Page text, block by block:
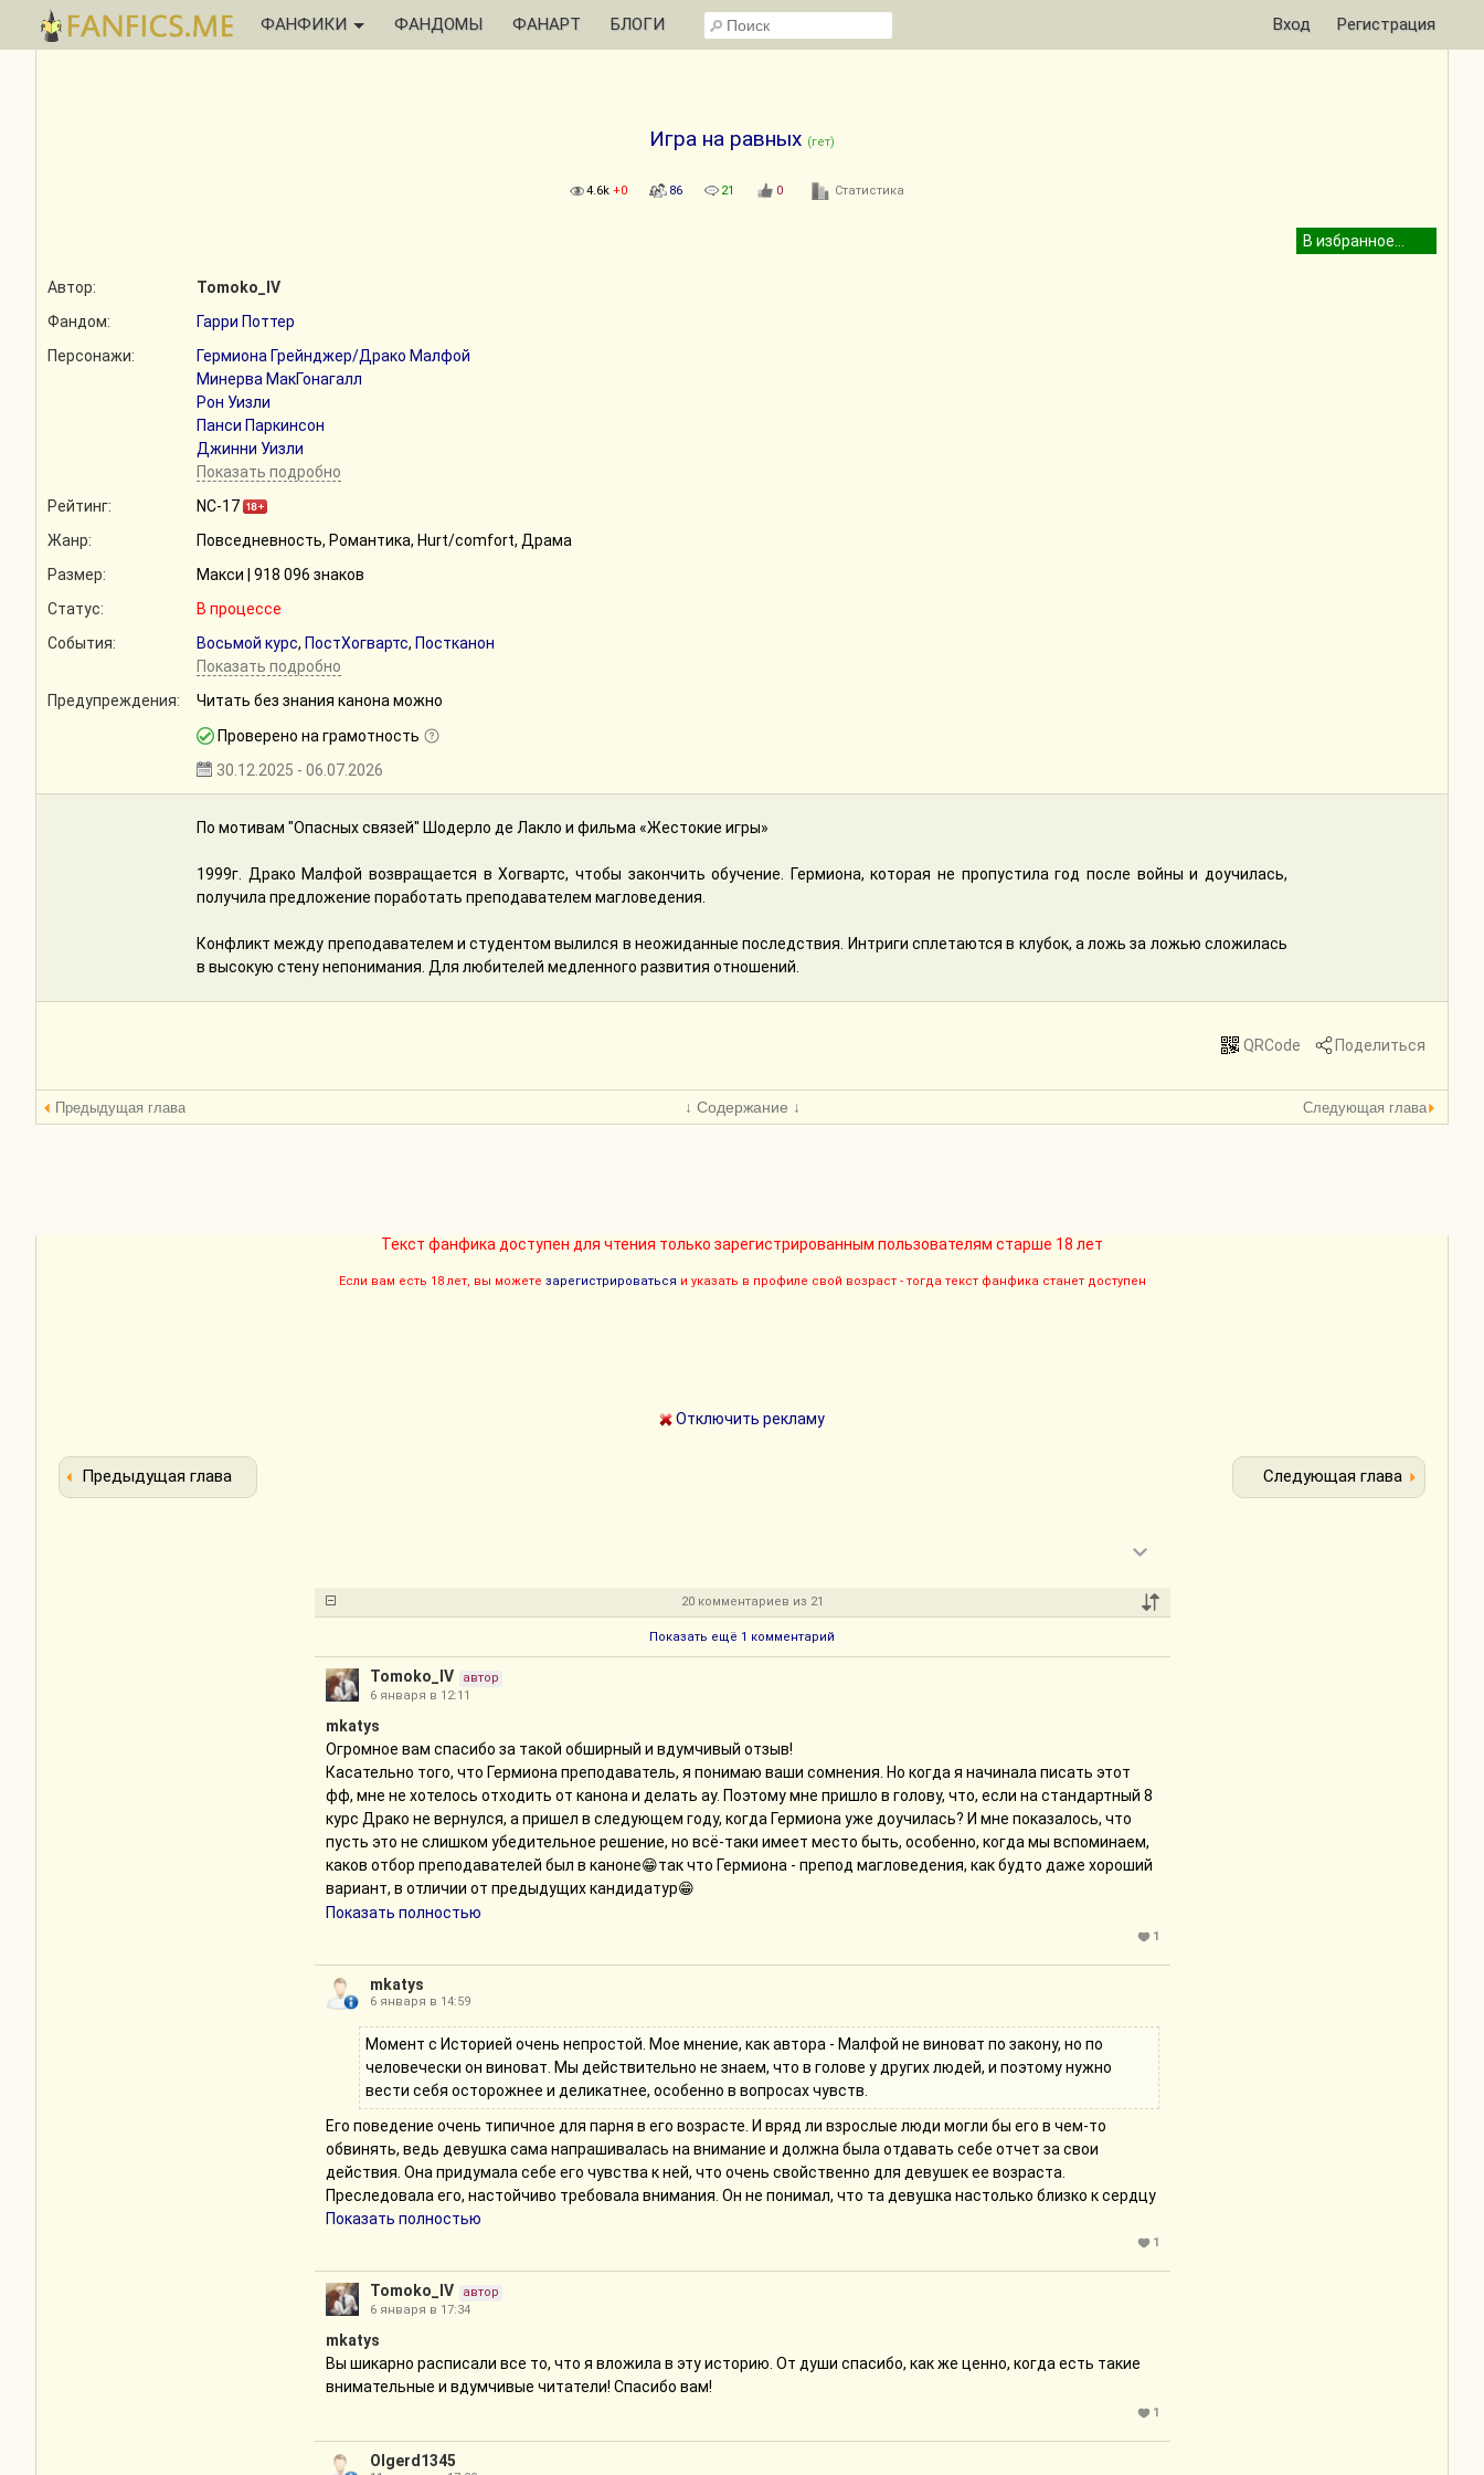
ФАНФИКИ ФАНДОМЫ ФАНАРТ БЛОГИ Вход Регистрация
Игра на равных (гет)
4.6k +0 86 21 0 Статистика
Автор:
Tomoko_IV
Фандом:
Гарри Поттер
Персонажи:
Гермиона Грейнджер/Драко Малфой
Минерва МакГонагалл
Рон Уизли
Панси Паркинсон
Джинни Уизли
Показать подробно
Рейтинг:
NC-17
Жанр:
Повседневность, Романтика, Hurt/comfort, Драма
Размер:
Макси | 918 096 знаков
Статус:
В процессе
События:
Восьмой курс, ПостХогвартс, Постканон
Показать подробно
Предупреждения:
Читать без знания канона можно
Проверено на грамотность
30.12.2025 - 06.07.2026
По мотивам "Опасных связей" Шодерло де Лакло и фильма «Жестокие игры»
1999г. Драко Малфой возвращается в Хогвартс, чтобы закончить обучение. Гермиона, которая не пропустила год после войны и доучилась,
получила предложение поработать преподавателем магловедения.
Конфликт между преподавателем и студентом вылился в неожиданные последствия. Интриги сплетаются в клубок, а ложь за ложью сложилась
в высокую стену непонимания. Для любителей медленного развития отношений.
QRCode Поделиться
Предыдущая глава ↓ Содержание ↓ Следующая глава
Текст фанфика доступен для чтения только зарегистрированным пользователям старше 18 лет
Если вам есть 18 лет, вы можете зарегистрироваться и указать в профиле свой возраст - тогда текст фанфика станет доступен
Отключить рекламу
Предыдущая глава Следующая глава
20 комментариев из 21
Показать ещё 1 комментарий
Tomoko_IV
автор
6 января в 12:11
mkatys
Огромное вам спасибо за такой обширный и вдумчивый отзыв!
Касательно того, что Гермиона преподаватель, я понимаю ваши сомнения. Но когда я начинала писать этот
фф, мне не хотелось отходить от канона и делать ау. Поэтому мне пришло в голову, что, если на стандартный 8
курс Драко не вернулся, а пришел в следующем году, когда Гермиона уже доучилась? И мне показалось, что
пусть это не слишком убедительное решение, но всё-таки имеет место быть, особенно, когда мы вспоминаем,
каков отбор преподавателей был в каноне😁так что Гермиона - препод магловедения, как будто даже хороший
вариант, в отличии от предыдущих кандидатур😁
Я рада, что история читается легко, дело в том, что это отредактированные главы, и мне очень приятно знать,
человечески он виноват. Мы действительно не знаем, что в голове у других людей, и поэтому нужно вести себя
осторожнее и деликатнее, особенно в вопросах чувств.
В общем, огромное спасибо за фидбек. Думаю, в ближайшее время я доредачу и фанфик будет опубликован
полностью❤️
Показать полностью
1
mkatys
6 января в 14:59
Момент с Историей очень непростой. Мое мнение, как автора - Малфой не виноват по закону, но по
человечески он виноват. Мы действительно не знаем, что в голове у других людей, и поэтому нужно
вести себя осторожнее и деликатнее, особенно в вопросах чувств.
Его поведение очень типичное для парня в его возрасте. И вряд ли взрослые люди могли бы его в чем-то
обвинять, ведь девушка сама напрашивалась на внимание и должна была отдавать себе отчет за свои
действия. Она придумала себе его чувства к ней, что очень свойственно для девушек ее возраста.
Преследовала его, настойчиво требовала внимания. Он не понимал, что та девушка настолько близко к сердцу
воспринимала все из-за того, что до нее не доходила суть формата их отношений в силу ее юного возраста и
реалистично прописана, ее чувства, его реакции очень логичны.
Только в случае с ней он даже не притворялся влюбленным, чтобы получить то, что хотел. И любая умная
девушка поняла бы сразу, что кроме постели ей ничего не предлагают. А вот с Гермионой он сознательно вел
куда более сложную и циничную игру. Конечно, наверняка он сам уже запутался, где он играл в чувства, а где
был искренним, потому что непредсказуемость Гермионы выбила его из равновесия, заставила сомневаться в
что все ок, у него все под контролем. Слабо верится в его браваду в письмах перед подружкой. Его падение с
Показать полностью
1
Tomoko_IV
автор
6 января в 17:34
mkatys
Вы шикарно расписали все то, что я вложила в эту историю. От души спасибо, как же ценно, когда есть такие
внимательные и вдумчивые читатели! Спасибо вам!
1
Olgerd1345